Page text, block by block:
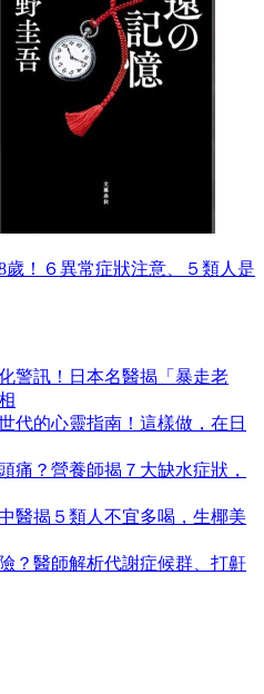
！６異常症狀注意、５類人是
警訊！日本名醫揭「暴走老
代的心靈指南！這樣做，在日
痛？營養師揭７大缺水症狀，
醫揭５類人不宜多喝，生椰美
？醫師解析代謝症候群、打鼾